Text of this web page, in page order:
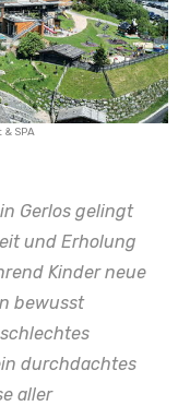
SPA
Gerlos gelingt
und Erholung
Kinder neue
bewusst
durchdachtes
aller